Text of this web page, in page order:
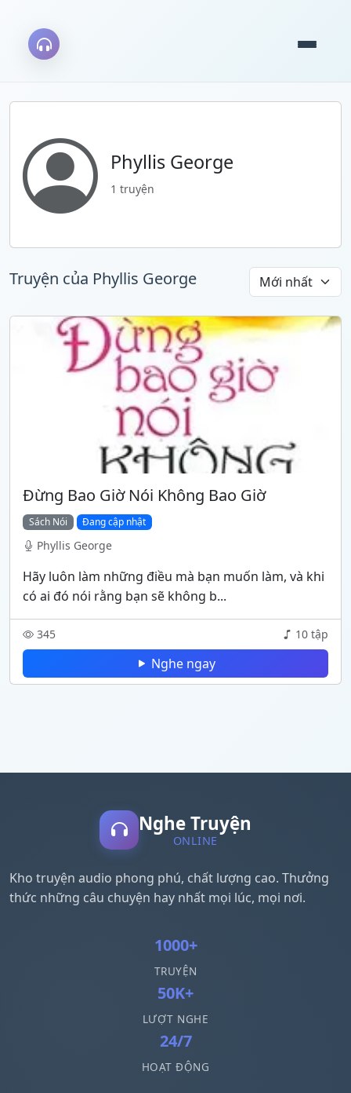
Phyllis George
1 truyện
Truyện của Phyllis George
Đừng Bao Giờ Nói Không Bao Giờ
Sách Nói Đang cập nhật
Phyllis George
Hãy luôn làm những điều mà bạn muốn làm, và khi
có ai đó nói rằng bạn sẽ không b...
345 10 tập
Nghe ngay
Nghe Truyện
ONLINE
Kho truyện audio phong phú, chất lượng cao. Thưởng
thức những câu chuyện hay nhất mọi lúc, mọi nơi.
1000+
TRUYỆN
50K+
LƯỢT NGHE
24/7
HOẠT ĐỘNG